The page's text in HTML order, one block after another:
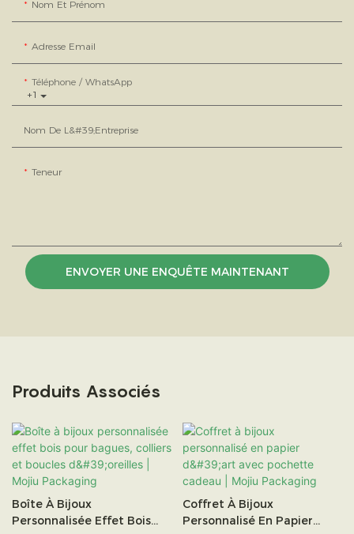
Nom Et Prénom
Adresse Email
+1
Téléphone / WhatsApp
Nom De L&#39;entreprise
Teneur
ENVOYER UNE ENQUÊTE MAINTENANT
Produits Associés
Boîte À Bijoux
Personnalisée Effet Bois
Coffret À Bijoux
Personnalisé En Papier